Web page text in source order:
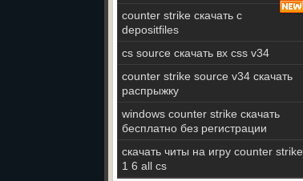
counter strike скачать с
depositfiles
cs source скачать вх css v34
counter strike source v34 скачать
распрыжку
windows counter strike скачать
бесплатно без регистрации
скачать читы на игру counter strike
1 6 all cs